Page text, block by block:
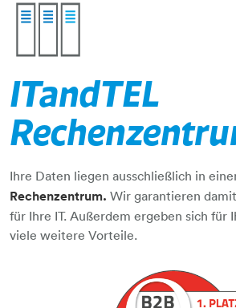
​​​​​​​ITandTEL
Ihre Daten liegen ausschließlich in
Rechenzentrum. Wir garantieren
für Ihre IT. ​​​​​​​Außerdem ergeben sich für
viele weitere Vorteile.